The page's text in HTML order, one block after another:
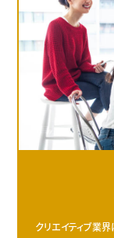
クリエイティブ業